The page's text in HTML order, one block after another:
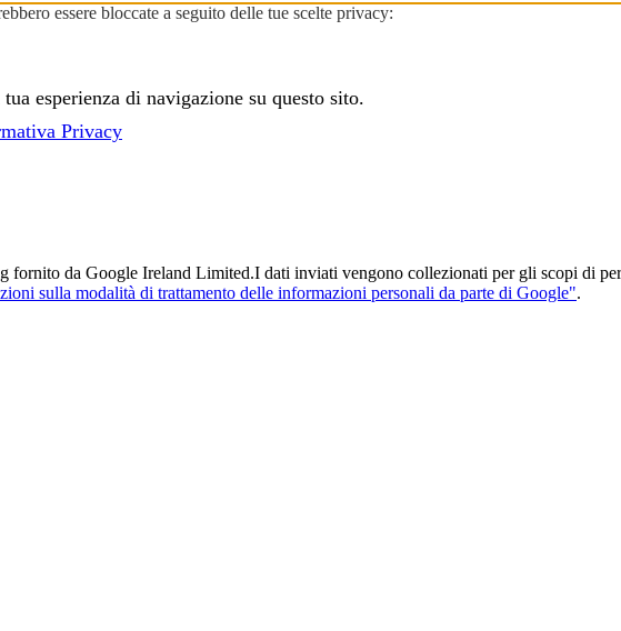
essere bloccate a seguito delle tue scelte privacy:
esperienza di navigazione su questo sito.
Privacy
fornito da Google Ireland Limited.I dati inviati vengono collezionati per gli scopi di
sulla modalità di trattamento delle informazioni personali da parte di Google".